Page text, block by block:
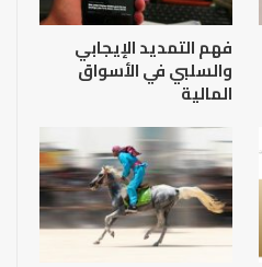
فهم التمديد الإيجابي
والسلبي في الأسواق
المالية